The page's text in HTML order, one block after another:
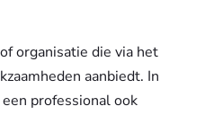
organisatie die via het
aanbiedt. In
professional ook